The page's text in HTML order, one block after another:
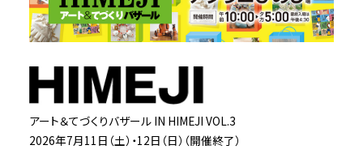
アート＆てづくりバザール IN HIMEJI VOL.3
2026年7月11日（土）・12日（日）（開催終了）